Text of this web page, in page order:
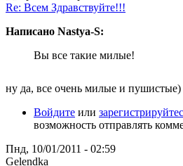
Re: Всем Здравствуйте!!!
Написано Nastya-S:
Вы все такие милые!
ну да, все очень милые и пушистые)
Войдите или
возможность отправлять
Пнд, 10/01/2011 - 02:59
Gelendka